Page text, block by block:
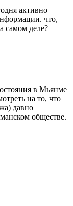
активно
что,
самом деле?
в Мьянме
на то, что
давно
обществе.